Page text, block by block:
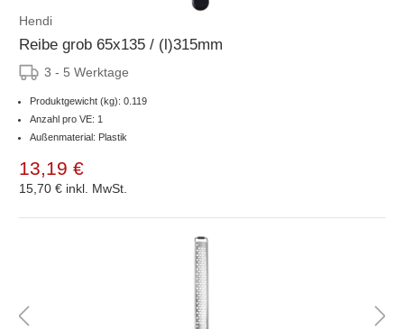
Hendi
Reibe grob 65x135 / (l)315mm
3 - 5 Werktage
Produktgewicht (kg): 0.119
Anzahl pro VE: 1
Außenmaterial: Plastik
13,19 €
15,70 € inkl. MwSt.